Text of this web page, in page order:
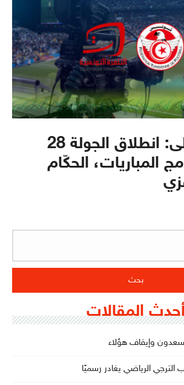
الرابطة الأولى: انطلاق الجولة 28
المباريات، الحكّام
أحدث المقالات
سعدون وإيقاف هؤلاء
الترجي الرياضي يغادر رسميًا